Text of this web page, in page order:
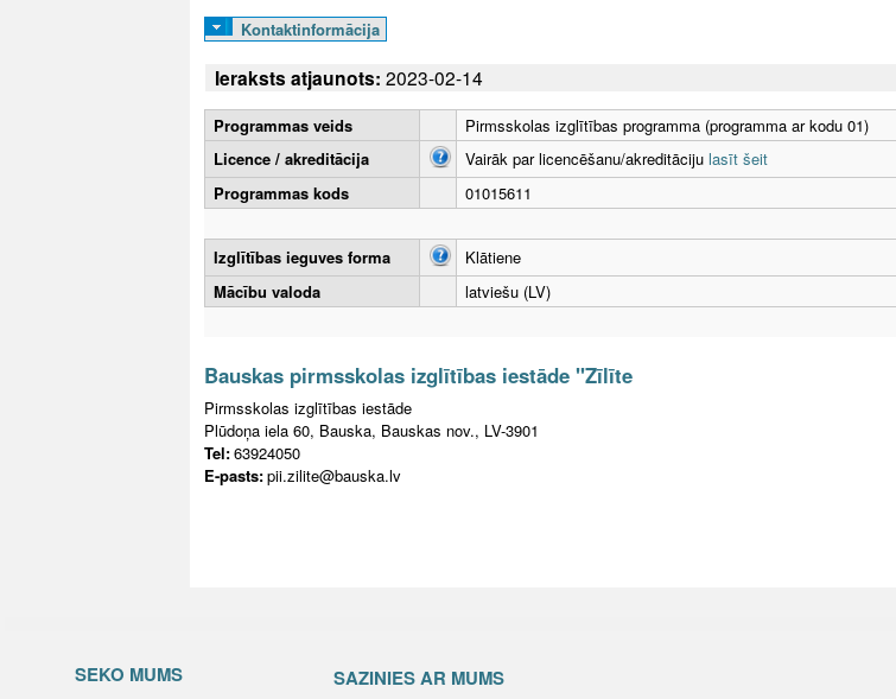
L
Kontaktinformācija
Ieraksts atjaunots: 2023-02-14
Programmas veids
Pirmsskolas izglītības programma (programma ar kodu 01)
Licence / akreditācija
Vairāk par licencēšanu/akreditāciju lasīt šeit
Programmas kods
01015611
Izglītības ieguves forma
Klātiene
Mācību valoda
latviešu (LV)
Bauskas pirmsskolas izglītības iestāde "Zīlīte
Pirmsskolas izglītības iestāde
Plūdoņa iela 60, Bauska, Bauskas nov., LV-3901
Tel:63924050
E-pasts:pii.zilite@bauska.lv
SEKO MUMS SAZINIES AR MUMS